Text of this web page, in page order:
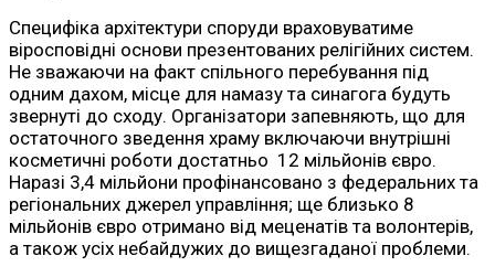
Специфіка архітектури споруди враховуватиме
віросповідні основи презентованих релігійних систем.
Не зважаючи на факт спільного перебування під
одним дахом, місце для намазу та синагога будуть
звернуті до сходу. Організатори запевняють, що для
остаточного зведення храму включаючи внутрішні
косметичні роботи достатньо 12 мільйонів євро.
Наразі 3,4 мільйони профінансовано з федеральних та
регіональних джерел управління; ще близько 8
мільйонів євро отримано від меценатів та волонтерів,
а також усіх небайдужих до вищезгаданої проблеми.